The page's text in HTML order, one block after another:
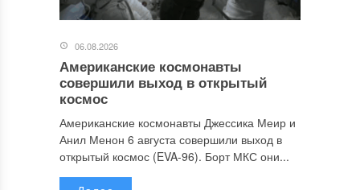
06.08.2026
Американские космонавты
совершили выход в открытый
космос
Американские космонавты Джессика Меир и
Анил Менон 6 августа совершили выход в
открытый космос (EVA-96). Борт МКС они...